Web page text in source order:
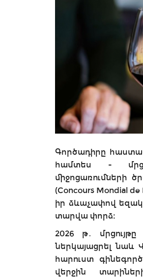
Գործադիրը
համտես -
միջոցառումների
(Concours Mondial
իր ձևաչափով
տարվա փորձ։
2026 թ․
ներկայացրել նաև
հարուստ
վերջին